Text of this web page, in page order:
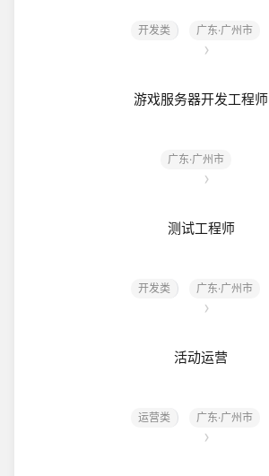
开发类 广东·广州市
游戏服务器开发工程师
广东·广州市
测试工程师
开发类 广东·广州市
活动运营
运营类 广东·广州市